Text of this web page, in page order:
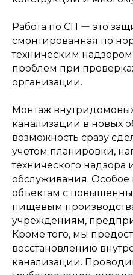
Работа по СП ー это
смонтированная по
техническим надзором,
проблем при
организации.
Монтаж
канализации в новых
возможность сразу
учетом планировки,
технического надзора
обслуживания.
объектам с
пищевым
учреждениям,
Кроме того, мы
восстановлению
канализации.